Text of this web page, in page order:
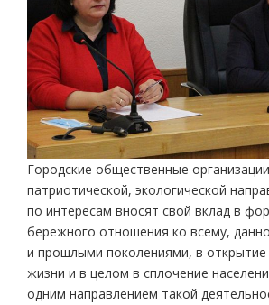
Городские общественные
патриотической, экологической
по интересам вносят свой вклад в
бережного отношения ко всему,
и прошлыми поколениями, в открытие
жизни и в целом в сплочение
одним направлением такой